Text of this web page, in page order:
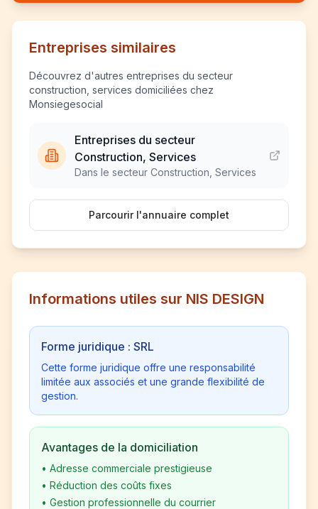
Entreprises similaires
Découvrez d'autres entreprises du secteur
construction, services domiciliées chez
Monsiegesocial
Entreprises du secteur
Construction, Services
Dans le secteur Construction, Services
Parcourir l'annuaire complet
Informations utiles sur NIS DESIGN
Forme juridique : SRL
Cette forme juridique offre une responsabilité
limitée aux associés et une grande flexibilité de
gestion.
Avantages de la domiciliation
• Adresse commerciale prestigieuse
• Réduction des coûts fixes
• Gestion professionnelle du courrier